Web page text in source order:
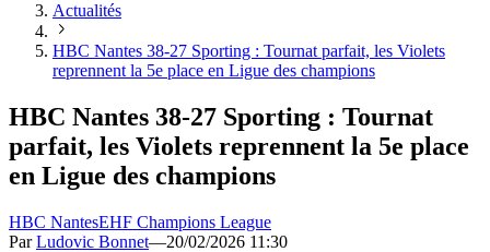
Actualités
HBC Nantes 38-27 Sporting : Tournat parfait, les Violets
reprennent la 5e place en Ligue des champions
HBC Nantes 38-27 Sporting : Tournat
parfait, les Violets reprennent la 5e place
en Ligue des champions
HBC NantesEHF Champions League
ParLudovic Bonnet—20/02/2026 11:30